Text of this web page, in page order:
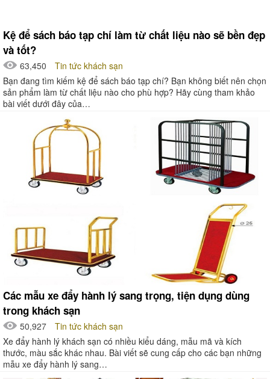
Kệ để sách báo tạp chí làm từ chất liệu nào sẽ bền đẹp
và tốt?
63,450
Tin tức khách sạn
Bạn đang tìm kiếm kệ để sách báo tạp chí? Bạn không biết nên chọn
sản phẩm làm từ chất liệu nào cho phù hợp? Hãy cùng tham khảo
bài viết dưới đây của…
Các mẫu xe đẩy hành lý sang trọng, tiện dụng dùng
trong khách sạn
50,927
Tin tức khách sạn
Xe đẩy hành lý khách sạn có nhiều kiểu dáng, mẫu mã và kích
thước, màu sắc khác nhau. Bài viết sẽ cung cấp cho các bạn những
mẫu xe đẩy hành lý sang…